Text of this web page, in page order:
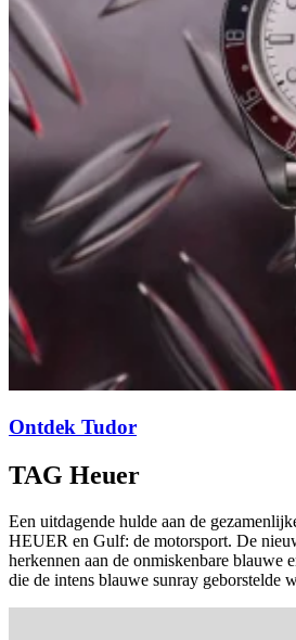
Ontdek Tudor
TAG Heuer
Een uitdagende hulde aan de
HEUER en Gulf: de motorsport. De
herkennen aan de onmiskenbare blauwe
die de intens blauwe sunray geborstelde